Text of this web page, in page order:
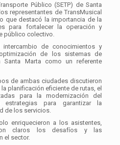
Público (SETP) de Santa
representantes de TransMusical
que destacó la importancia de la
para fortalecer la operación y
público colectivo.
de conocimientos y
de los sistemas de
Santa Marta como un referente
de ambas ciudades discutieron
planificación eficiente de rutas, el
para la modernización del
para garantizar la
de los servicios.
enriquecieron a los asistentes,
claros los desafíos y las
el sector.